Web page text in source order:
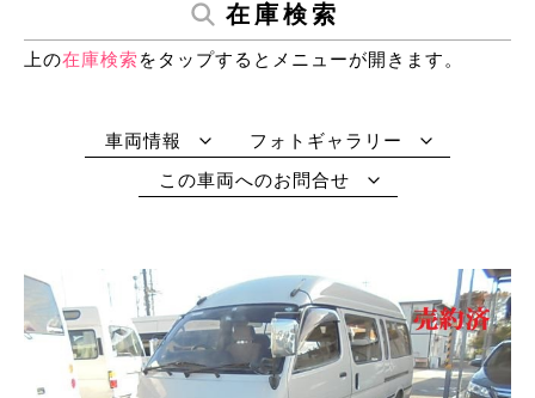
在庫検索
上の在庫検索をタップするとメニューが開きます。
車両情報
フォトギャラリー
この車両へのお問合せ